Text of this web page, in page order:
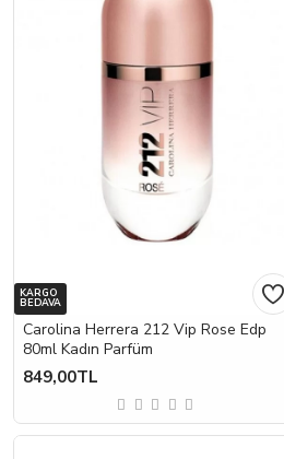
KARGO
BEDAVA
Carolina Herrera 212 Vip Rose Edp
80ml Kadın Parfüm
849,00TL